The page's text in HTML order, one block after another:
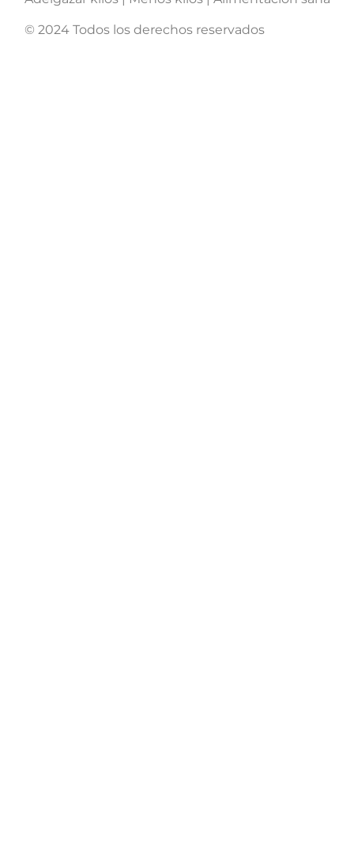
© 2024 Todos los derechos reservados